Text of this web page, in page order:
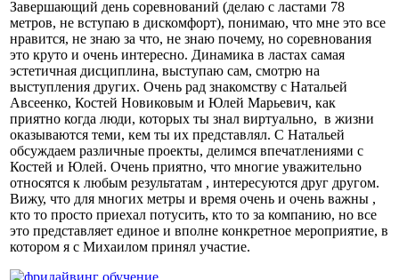
Завершающий день соревнований (делаю с ластами 78
метров, не вступаю в дискомфорт), понимаю, что мне это все
нравится, не знаю за что, не знаю почему, но соревнования
это круто и очень интересно. Динамика в ластах самая
эстетичная дисциплина, выступаю сам, смотрю на
выступления других. Очень рад знакомству с Натальей
Авсеенко, Костей Новиковым и Юлей Марьевич, как
приятно когда люди, которых ты знал виртуально, в жизни
оказываются теми, кем ты их представлял. С Натальей
обсуждаем различные проекты, делимся впечатлениями с
Костей и Юлей. Очень приятно, что многие уважительно
относятся к любым результатам , интересуются друг другом.
Вижу, что для многих метры и время очень и очень важны ,
кто то просто приехал потусить, кто то за компанию, но все
это представляет единое и вполне конкретное мероприятие, в
котором я с Михаилом принял участие.